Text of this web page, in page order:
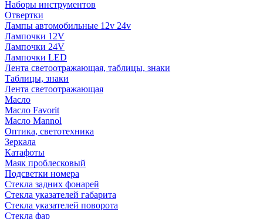
Наборы инструментов
Отвертки
Лампы автомобильные 12v 24v
Лампочки 12V
Лампочки 24V
Лампочки LED
Лента светоотражающая, таблицы, знаки
Таблицы, знаки
Лента светоотражающая
Масло
Масло Favorit
Масло Mannol
Оптика, светотехника
Зеркала
Катафоты
Маяк проблесковый
Подсветки номера
Стекла задних фонарей
Стекла указателей габарита
Стекла указателей поворота
Стекла фар